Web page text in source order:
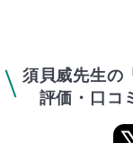
須貝威先生の
評価・口コ